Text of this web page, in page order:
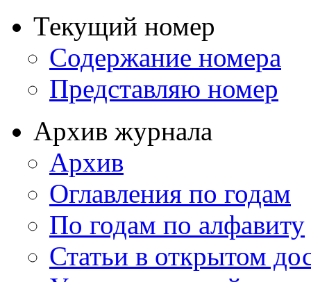
Текущий номер
Содержание номера
Представляю номер
Архив журнала
Архив
Оглавления по годам
По годам по алфавиту
Статьи в открытом